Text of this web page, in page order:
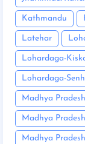
Kathmandu
Latehar
Lohardaga-
Lohardaga-
Madhya
Madhya
Madhya